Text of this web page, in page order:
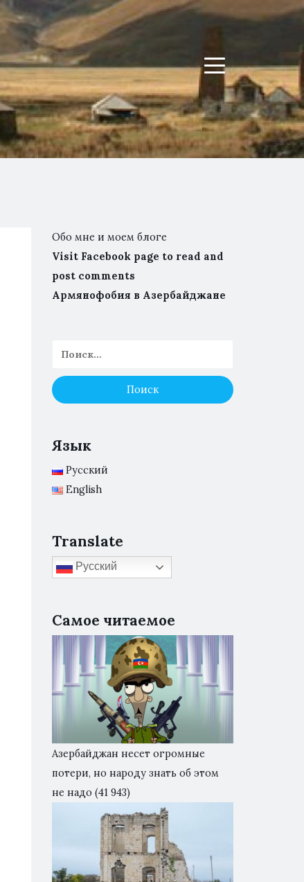
Menu
Обо мне и моем блоге
Visit Facebook page to read and
post comments
Армянофобия в Азербайджане
Язык
Русский
English
Translate
Русский
Самое читаемое
Азербайджан несет огромные
потери, но народу знать об этом
не надо (41 943)